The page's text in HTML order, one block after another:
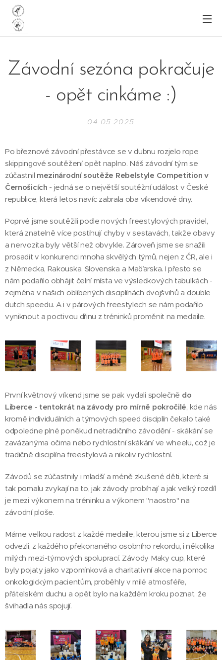
Závodní sezóna pokračuje
- opět cinkáme :)
04.05.2025
Po březnové závodní přestávce se v dubnu rozjelo rope
skippingové soutěžení opět naplno. Náš závodní tým se
zúčastnil mezinárodní soutěže Rebelstyle Competition v
Černošicích - jedná se o největší soutěžní událost v České
republice, která letos navíc zabrala oba víkendové dny.
Poprvé jsme soutěžili podle nových freestylových pravidel,
která znatelně více postihují chyby v sestavách, takže obavy
a nervozita byly větší než obvykle. Zároveň jsme se snažili
prosadit v konkurenci mnoha skvělých týmů, nejen z ČR, ale i
z Německa, Rakouska, Slovenska a Ma´ďarska. I přesto se
nám podařilo obhájit čelní místa ve výsledkových tabulkách -
zejména v našich oblíbených disciplínách dvojšvihů a double
dutch speedu. A i v párových freestylech se nám podařilo
vyniknout a poctivou dřinu z tréninků proměnit na medaile.
První květnový víkend jsme se pak vydali společně do
Liberce - tentokrát na závody pro mírně pokročilé, kde nás
kromě individuálních a týmových speed disciplín čekalo také
odpoledne plné poněkud netradičního závodění - skákání se
zavázanýma očima nebo rychlostní skákání ve wheelu, což je
tradičně disciplína freestylová a nikoliv rychlostní.
Závodů se zúčastnily i mladší a méně zkušené děti, které si
tak pomalu zvykají na to, jak závody probíhají a jak velký rozdíl
je mezi výkonem na tréninku a výkonem "naostro" na
závodní ploše.
Máme velkou radost z každé medaile, kterou jsme si z Liberce
odvezli, z každého překonaného osobního rekordu, i několika
milých mezi-týmových spoluprací. Závody Maky cup, které
byly pojaty jako vzpomínková a charitativní akce na pomoc
onkologickým pacientům, proběhly v milé atmosféře,
přátelském duchu a opět bylo na každém kroku poznat, že
švihadla nás spojují.